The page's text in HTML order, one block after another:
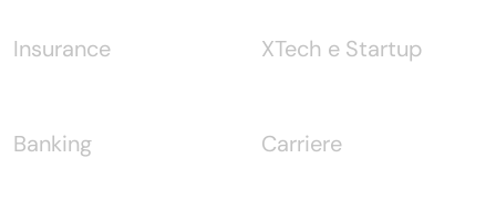
Insurance
Banking
XTech e Startup
Carriere